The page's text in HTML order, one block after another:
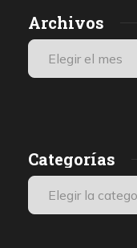
Archivos
Categorías